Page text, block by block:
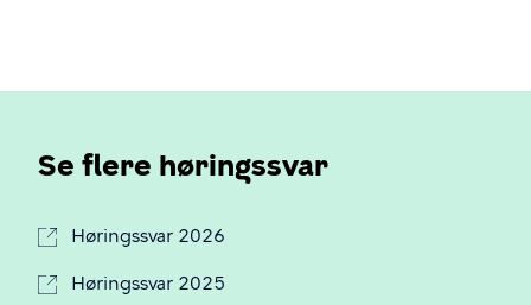
Se flere høringssvar
Høringssvar 2026
Høringssvar 2025